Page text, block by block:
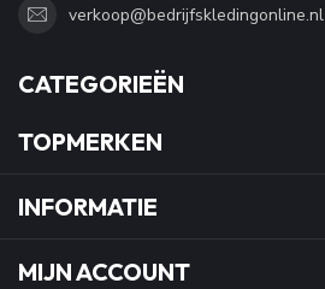
verkoop@bedrijfskledingonline.nl
CATEGORIEËN
TOPMERKEN
INFORMATIE
MIJN ACCOUNT